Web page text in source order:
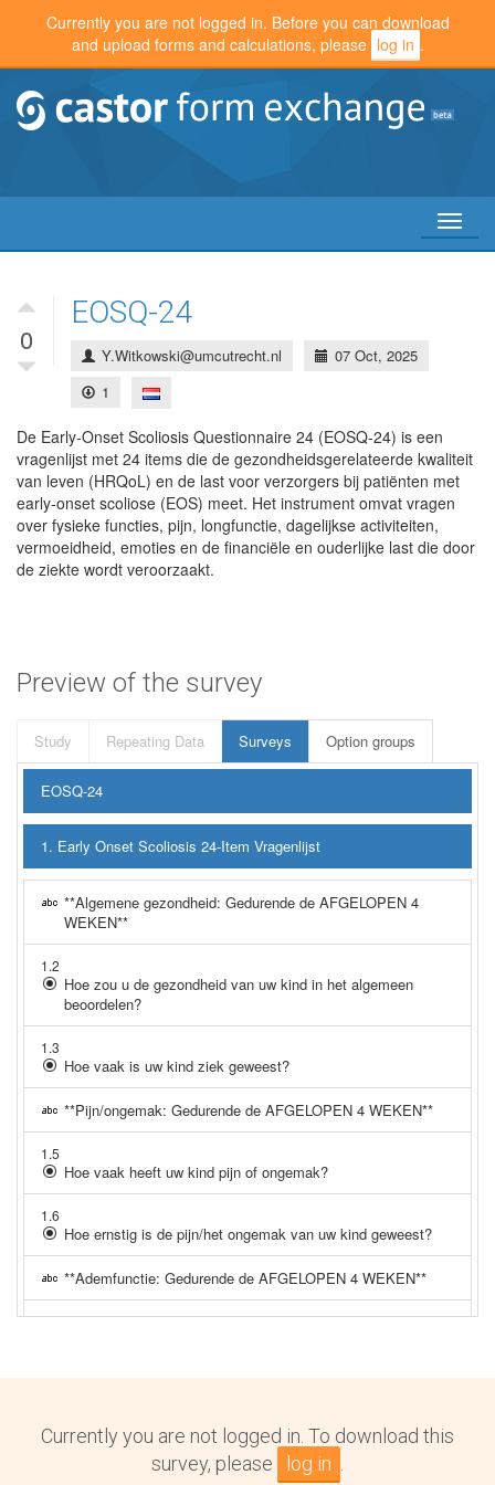
Currently you are not logged in. Before you can download
and upload forms and calculations, please log in .
Toggle
0
EOSQ-24
Y.Witkowski@umcutrecht.nl
07 Oct, 2025
1
De Early-Onset Scoliosis Questionnaire 24 (EOSQ-24) is een
vragenlijst met 24 items die de gezondheidsgerelateerde kwaliteit
van leven (HRQoL) en de last voor verzorgers bij patiënten met
early-onset scoliose (EOS) meet. Het instrument omvat vragen
over fysieke functies, pijn, longfunctie, dagelijkse activiteiten,
vermoeidheid, emoties en de financiële en ouderlijke last die door
de ziekte wordt veroorzaakt.
Preview of the survey
Currently you are not logged in. To download this
survey, please
log in